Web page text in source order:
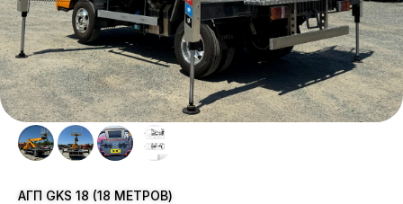
АГП GKS 18 (18 МЕТРОВ)